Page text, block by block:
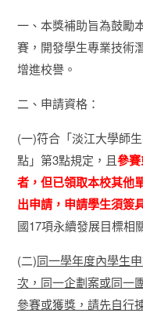
一、本獎補助旨為鼓勵
賽，開發學生專業技術
增進校譽。
二、申請資格：
(一)符合「淡江大學師
點」第3點規定，且參
者，但已領取本校其他
出申請，申請學生須簽
國17項永續發展目標相
(二)同一學年度內學生
次，同一企劃案或同一
參賽或獲獎，請先自行